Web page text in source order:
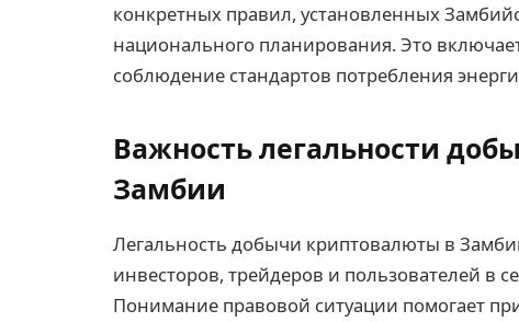
конкретных правил, установленных
национального планирования. Это
соблюдение стандартов потребления
Важность легальности
Замбии
Легальность добычи криптовалюты в
инвесторов, трейдеров и пользователей в
Понимание правовой ситуации помогает